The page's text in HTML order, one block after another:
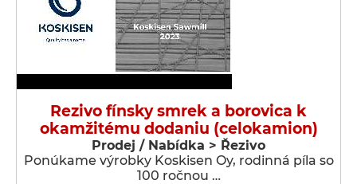
Rezivo fínsky smrek a borovica k
okamžitému dodaniu (celokamion)
Prodej / Nabídka > Řezivo
Ponúkame výrobky Koskisen Oy, rodinná píla so
100 ročnou …